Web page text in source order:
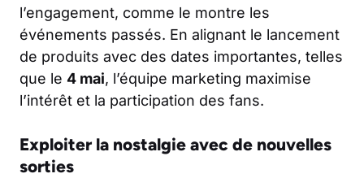
l’engagement, comme le montre les
événements passés. En alignant le lancement
de produits avec des dates importantes, telles
que le 4 mai, l’équipe marketing maximise
l’intérêt et la participation des fans.
Exploiter la nostalgie avec de nouvelles
sorties